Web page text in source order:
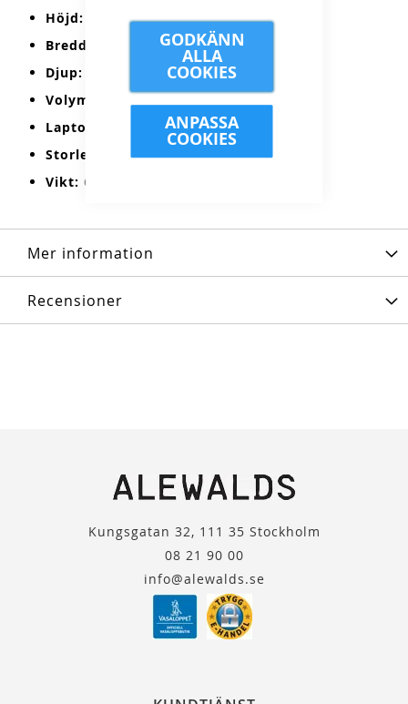
GODKÄNN
ALLA
COOKIES
ANPASSA
COOKIES
Höjd:
Bredd:
Djup:
Volym:
Laptopfack:
Storlek på laptop:15"
Vikt: 650g
Mer information
Recensioner
Kungsgatan 32, 111 35 Stockholm
08 21 90 00
info@alewalds.se